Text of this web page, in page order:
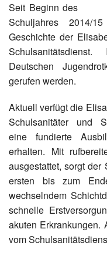
Seit Beginn des
Schuljahres 2014/
Geschichte der
Deutschen
gerufen werden.
Aktuell verfügt die
Schulsanitäter und
eine fundierte
erhalten. Mit
ausgestattet, sorgt
ersten bis zum
wechselndem
schnelle
akuten Erkrankungen.
vom